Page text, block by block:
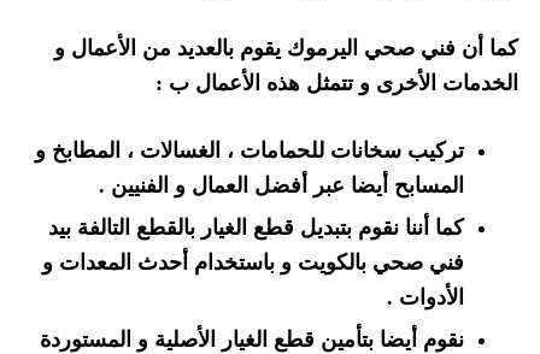
كما أن فني صحي اليرموك يقوم بالعديد من الأعمال و
الخدمات الأخرى و تتمثل هذه الأعمال ب :
تركيب سخانات للحمامات ، الغسالات ، المطابخ و
المسابح أيضا عبر أفضل العمال و الفنيين .
كما أننا نقوم بتبديل قطع الغيار بالقطع التالفة بيد
فني صحي بالكويت و باستخدام أحدث المعدات و
الأدوات .
نقوم أيضا بتأمين قطع الغيار الأصلية و المستوردة